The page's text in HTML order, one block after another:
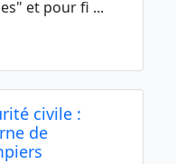
et pour fi ...
civile :
de